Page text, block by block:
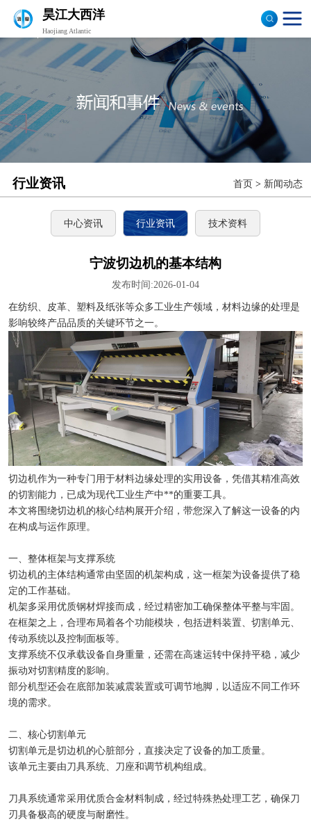
昊江大西洋
Haojiang Atlantic
行业资讯 首页 > 新闻动态
中心资讯 行业资讯 技术资料
宁波切边机的基本结构
发布时间:2026-01-04
在纺织、皮革、塑料及纸张等众多工业生产领域，材料边缘的处理是
影响较终产品品质的关键环节之一。
切边机作为一种专门用于材料边缘处理的实用设备，凭借其精准高效
的切割能力，已成为现代工业生产中**的重要工具。
本文将围绕切边机的核心结构展开介绍，带您深入了解这一设备的内
在构成与运作原理。
一、整体框架与支撑系统
切边机的主体结构通常由坚固的机架构成，这一框架为设备提供了稳
定的工作基础。
机架多采用优质钢材焊接而成，经过精密加工确保整体平整与牢固。
在框架之上，合理布局着各个功能模块，包括进料装置、切割单元、
传动系统以及控制面板等。
支撑系统不仅承载设备自身重量，还需在高速运转中保持平稳，减少
振动对切割精度的影响。
部分机型还会在底部加装减震装置或可调节地脚，以适应不同工作环
境的需求。
二、核心切割单元
切割单元是切边机的心脏部分，直接决定了设备的加工质量。
该单元主要由刀具系统、刀座和调节机构组成。
刀具系统通常采用优质合金材料制成，经过特殊热处理工艺，确保刀
刃具备极高的硬度与耐磨性。
验布机
打卷机
切边机
布匹包装机